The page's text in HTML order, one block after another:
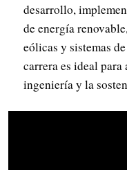
desarrollo,
de energía
eólicas y sistemas
carrera es ideal
ingeniería y la